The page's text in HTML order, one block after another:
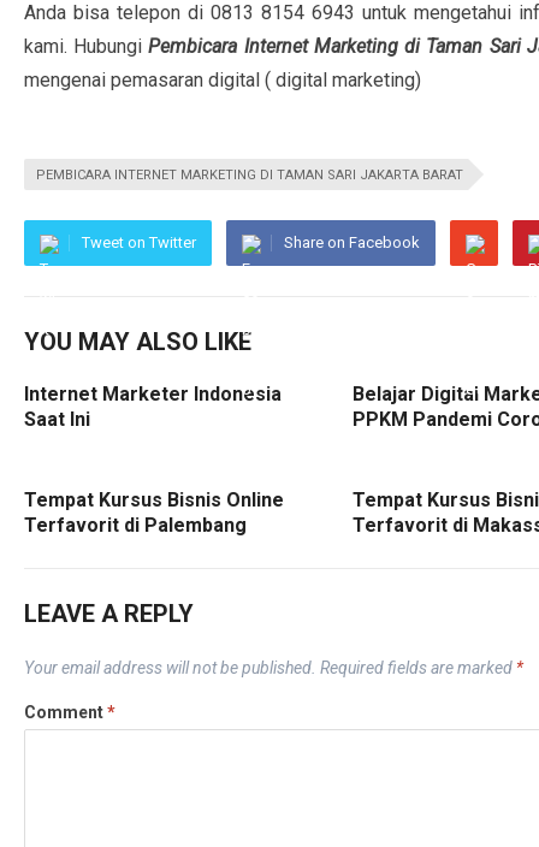
Anda bisa telepon di 0813 8154 6943 untuk mengetahui
kami. HubungiPembicara Internet Marketing di Taman Sari
mengenai pemasaran digital ( digital marketing)
PEMBICARA INTERNET MARKETING DI TAMAN SARI JAKARTA BARAT
Tweet on Twitter Share on Facebook
YOU MAY ALSO LIKE
Internet Marketer Indonesia
Saat Ini
Belajar Digital
PPKM Pandemi
Tempat Kursus Bisnis Online
Terfavorit di Palembang
Tempat Kursus
Terfavorit di
LEAVE A REPLY
Your email address will not be published. Required fields are marked *
Comment*